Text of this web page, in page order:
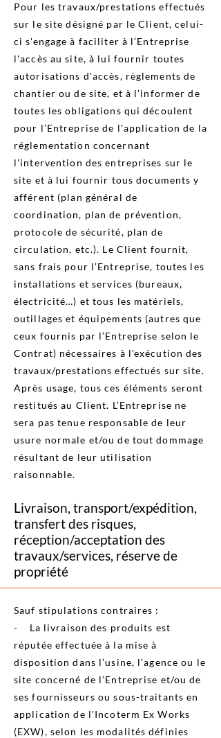
Pour les travaux/prestations effectués
sur le site désigné par le Client, celui-
ci s'engage à faciliter à l’Entreprise
l'accès au site, à lui fournir toutes
autorisations d'accès, règlements de
chantier ou de site, et à l'informer de
toutes les obligations qui découlent
pour l’Entreprise de l'application de la
réglementation concernant
l'intervention des entreprises sur le
site et à lui fournir tous documents y
afférent (plan général de
coordination, plan de prévention,
protocole de sécurité, plan de
circulation, etc.). Le Client fournit,
sans frais pour l’Entreprise, toutes les
installations et services (bureaux,
électricité…) et tous les matériels,
outillages et équipements (autres que
ceux fournis par l’Entreprise selon le
Contrat) nécessaires à l'exécution des
travaux/prestations effectués sur site.
Après usage, tous ces éléments seront
restitués au Client. L’Entreprise ne
sera pas tenue responsable de leur
usure normale et/ou de tout dommage
résultant de leur utilisation
raisonnable.
Livraison, transport/expédition,
transfert des risques,
réception/acceptation des
travaux/services, réserve de
propriété
Sauf stipulations contraires :
- La livraison des produits est
réputée effectuée à la mise à
disposition dans l’usine, l’agence ou le
site concerné de l’Entreprise et/ou de
ses fournisseurs ou sous-traitants en
application de l'Incoterm Ex Works
(EXW), selon les modalités définies